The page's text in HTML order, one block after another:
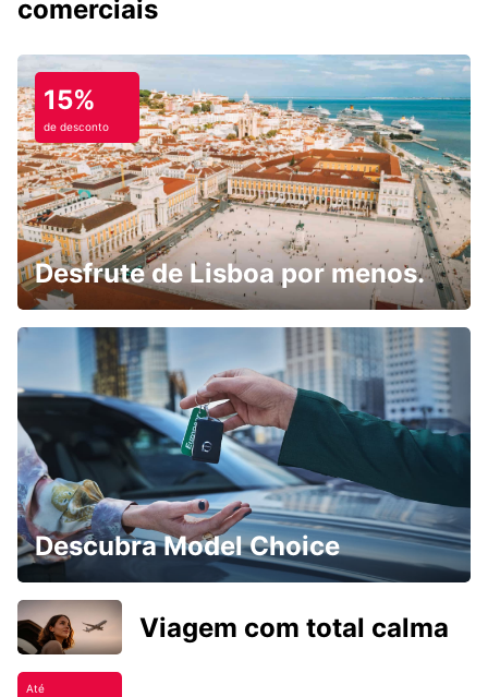
comerciais
15%
de desconto
Desfrute de Lisboa por menos.
Descubra Model Choice
Viagem com total calma
Até